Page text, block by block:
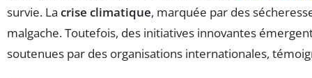
survie. La crise climatique, marquée par des
malgache. Toutefois, des initiatives innovantes
soutenues par des organisations internationales,